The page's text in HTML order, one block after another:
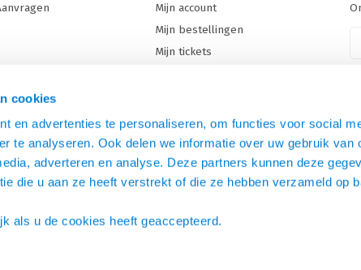
cookies
en advertenties te personaliseren, om functies voor social
te analyseren. Ook delen we informatie over uw gebruik van
adverteren en analyse. Deze partners kunnen deze
die u aan ze heeft verstrekt of die ze hebben verzameld op
als u de cookies heeft geaccepteerd.
Mijn account
Mijn bestellingen
Mijn tickets